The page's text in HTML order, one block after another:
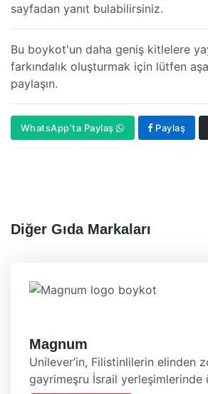
sayfadan yanıt bulabilirsiniz.
Bu boykot'un daha geniş kitlelere
farkındalık oluşturmak için lütfen
paylaşın.
WhatsApp'ta Paylaş Paylaş
Diğer Gıda Markaları
Magnum
Unilever’in, Filistinlilerin elinden
gayrimeşru İsrail yerleşimlerinde